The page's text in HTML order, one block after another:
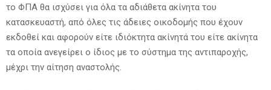
το ΦΠΑ θα ισχύσει για όλα τα αδιάθετα ακίνητα του
κατασκευαστή, από όλες τις άδειες οικοδομής που έχουν
εκδοθεί και αφορούν είτε ιδιόκτητα ακίνητά του είτε ακίνητα
τα οποία ανεγείρει ο ίδιος με το σύστημα της αντιπαροχής,
μέχρι την αίτηση αναστολής.